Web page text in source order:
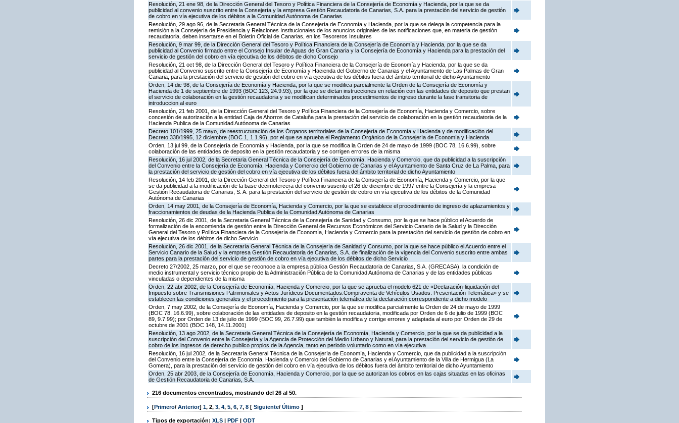
Resolución, 21 ene 98, de la Dirección General del Tesoro y Política Financiera de la Consejería de Economía y Hacienda, por la que se da
publicidad al convenio suscrito entre la Consejería y la empresa Gestión Recaudatoria de Canarias, S.A. para la prestación del servicio de gestión
de cobro en vía ejecutiva de los débitos a la Comunidad Autónoma de Canarias
Resolución, 29 ago 96, de la Secretaria General Técnica de la Consejería de Economía y Hacienda, por la que se delega la competencia para la
remisión a la Consejería de Presidencia y Relaciones Institucionales de los anuncios originales de las notificaciones que, en materia de gestión
recaudatoria, deben insertarse en el Boletín Oficial de Canarias, en los Tesoreros Insulares
Resolución, 9 mar 99, de la Dirección General del Tesoro y Política Financiera de la Consejería de Economía y Hacienda, por la que se da
publicidad al Convenio firmado entre el Consejo Insular de Aguas de Gran Canaria y la Consejería de Economía y Hacienda para la prestación del
servicio de gestión del cobro en vía ejecutiva de los débitos de dicho Consejo
Resolución, 21 oct 98, de la Dirección General del Tesoro y Política Financiera de la Consejería de Economía y Hacienda, por la que se da
publicidad al Convenio suscrito entre la Consejería de Economía y Hacienda del Gobierno de Canarias y el Ayuntamiento de Las Palmas de Gran
Canaria, para la prestación del servicio de gestión del cobro en vía ejecutiva de los débitos fuera del ámbito territorial de dicho Ayuntamiento
Orden, 14 dic 98, de la Consejería de Economía y Hacienda, por la que se modifica parcialmente la Orden de la Consejería de Economía y
Hacienda de 1 de septiembre de 1993 (BOC 123, 24.9.93), por la que se dictan instrucciones en relación con las entidades de deposito que prestan
el servicio de colaboración en la gestión recaudatoria y se modifican determinados procedimientos de ingreso durante la fase transitoria de
introduccion al euro
Resolución, 21 feb 2001, de la Dirección General del Tesoro y Política Financiera de la Consejería de Economía, Hacienda y Comercio, sobre
concesión de autorización a la entidad Caja de Ahorros de Cataluña para la prestación del servicio de colaboración en la gestión recaudatoria de la
Hacienda Publica de la Comunidad Autónoma de Canarias
Decreto 101/1999, 25 mayo, de reestructuración de los Órganos territoriales de la Consejería de Economía y Hacienda y de modificación del
Decreto 338/1995, 12 diciembre (BOC 1, 1.1.96), por el que se aprueba el Reglamento Orgánico de la Consejería de Economía y Hacienda
Orden, 13 jul 99, de la Consejería de Economía y Hacienda, por la que se modifica la Orden de 24 de mayo de 1999 (BOC 78, 16.6.99), sobre
colaboración de las entidades de deposito en la gestión recaudatoria y se corrigen errores de la misma
Resolución, 16 jul 2002, de la Secretaria General Técnica de la Consejería de Economía, Hacienda y Comercio, que da publicidad a la suscripción
del Convenio entre la Consejería de Economía, Hacienda y Comercio del Gobierno de Canarias y el Ayuntamiento de Santa Cruz de La Palma, para
la prestación del servicio de gestión del cobro en vía ejecutiva de los débitos fuera del ámbito territorial de dicho Ayuntamiento
Resolución, 14 feb 2001, de la Dirección General del Tesoro y Política Financiera de la Consejería de Economía, Hacienda y Comercio, por la que
se da publicidad a la modificación de la base decimotercera del convenio suscrito el 26 de diciembre de 1997 entre la Consejería y la empresa
Gestión Recaudatoria de Canarias, S. A. para la prestación del servicio de gestión de cobro en vía ejecutiva de los débitos de la Comunidad
Autónoma de Canarias
Orden, 14 may 2001, de la Consejería de Economía, Hacienda y Comercio, por la que se establece el procedimiento de ingreso de aplazamientos y
fraccionamientos de deudas de la Hacienda Publica de la Comunidad Autónoma de Canarias
Resolución, 26 dic 2001, de la Secretaria General Técnica de la Consejería de Sanidad y Consumo, por la que se hace público el Acuerdo de
formalización de la encomienda de gestión entre la Dirección General de Recursos Económicos del Servicio Canario de la Salud y la Dirección
General del Tesoro y Política Financiera de la Consejería de Economía, Hacienda y Comercio para la prestación del servicio de gestión de cobro en
vía ejecutiva de los débitos de dicho Servicio
Resolución, 26 dic 2001, de la Secretaría General Técnica de la Consejería de Sanidad y Consumo, por la que se hace público el Acuerdo entre el
Servicio Canario de la Salud y la empresa Gestión Recaudatoria de Canarias, S.A. de finalización de la vigencia del Convenio suscrito entre ambas
partes para la prestación del servicio de gestión de cobro en vía ejecutiva de los débitos de dicho Servicio
Decreto 27/2002, 25 marzo, por el que se reconoce a la empresa pública Gestión Recaudatoria de Canarias, S.A. (GRECASA), la condición de
medio instrumental y servicio técnico propio de la Administración Pública de la Comunidad Autónoma de Canarias y de las entidades públicas
vinculadas o dependientes de la misma
Orden, 22 abr 2002, de la Consejería de Economía, Hacienda y Comercio, por la que se aprueba el modelo 621 de «Declaración-liquidación del
Impuesto sobre Transmisiones Patrimoniales y Actos Jurídicos Documentados.Compraventa de Vehículos Usados. Presentación Telemática» y se
establecen las condiciones generales y el procedimiento para la presentación telemática de la declaración correspondiente a dicho modelo
Orden, 7 may 2002, de la Consejería de Economía, Hacienda y Comercio, por la que se modifica parcialmente la Orden de 24 de mayo de 1999
(BOC 78, 16.6.99), sobre colaboración de las entidades de deposito en la gestión recaudatoria, modificada por Orden de 6 de julio de 1999 (BOC
89, 9.7.99); por Orden de 13 de julio de 1999 (BOC 99, 26.7.99) que también la modifica y corrige errores y adaptada al euro por Orden de 29 de
octubre de 2001 (BOC 148, 14.11.2001)
Resolución, 13 ago 2002, de la Secretaria General Técnica de la Consejería de Economía, Hacienda y Comercio, por la que se da publicidad a la
suscripción del Convenio entre la Consejería y la Agencia de Protección del Medio Urbano y Natural, para la prestación del servicio de gestión de
cobro de los ingresos de derecho publico propios de la Agencia, tanto en periodo voluntario como en vía ejecutiva
Resolución, 16 jul 2002, de la Secretaría General Técnica de la Consejería de Economía, Hacienda y Comercio, que da publicidad a la suscripción
del Convenio entre la Consejería de Economía, Hacienda y Comercio del Gobierno de Canarias y el Ayuntamiento de la Villa de Hermigua (La
Gomera), para la prestación del servicio de gestión del cobro en vía ejecutiva de los débitos fuera del ámbito territorial de dicho Ayuntamiento
Orden, 25 abr 2003, de la Consejería de Economía, Hacienda y Comercio, por la que se autorizan los cobros en las cajas situadas en las oficinas
de Gestión Recaudatoria de Canarias, S.A.
216 documentos encontrados, mostrando del 26 al 50.
[Primero/ Anterior] 1, 2, 3, 4, 5, 6, 7, 8 [ Siguiente/ Último ]
Tipos de exportación: XLS | PDF | ODT